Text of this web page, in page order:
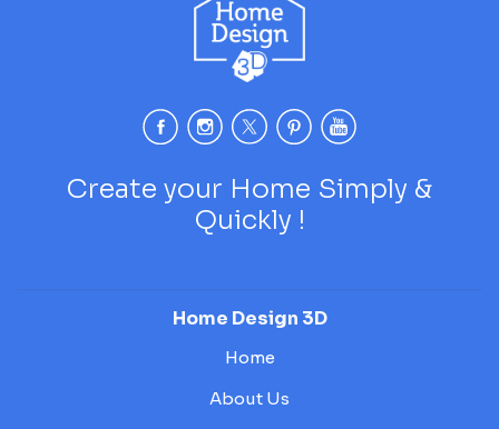
Create your Home Simply &
Quickly !
Home Design 3D
Home
About Us